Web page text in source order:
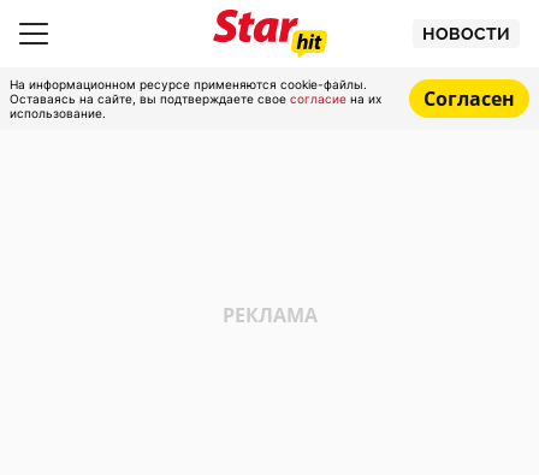
НОВОСТИ
На информационном ресурсе применяются cookie-файлы.
Оставаясь на сайте, вы подтверждаете свое согласие на их
использование.
Согласен